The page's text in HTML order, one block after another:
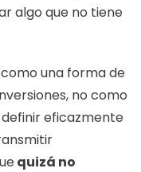
algo que no tiene
una forma de
no como
definir eficazmente
quizá no